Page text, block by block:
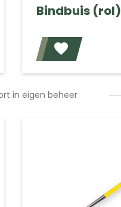
Bindbuis (rol)
in eigen beheer